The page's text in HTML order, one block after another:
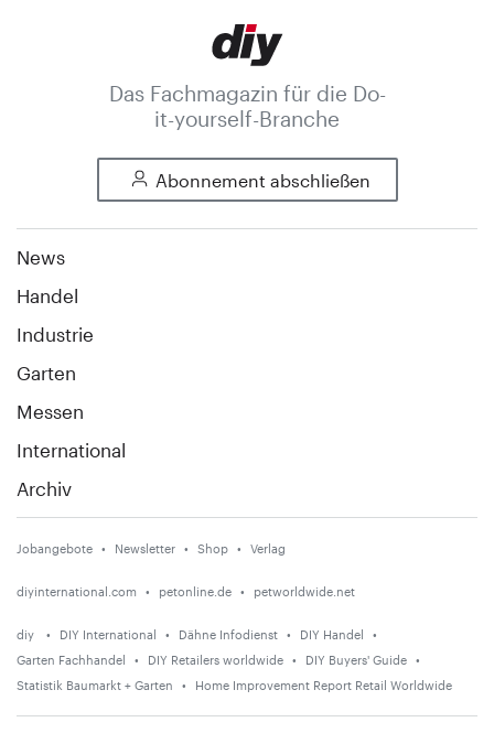
Das Fachmagazin für die Do-
it-yourself-Branche
Abonnement abschließen
News
Handel
Industrie
Garten
Messen
International
Archiv
Jobangebote Newsletter Shop Verlag
diyinternational.com petonline.de petworldwide.net
diy DIY International Dähne Infodienst
DIY Handel
Garten Fachhandel
DIY Retailers worldwide
DIY Buyers' Guide
Statistik Baumarkt + Garten
Home Improvement Report Retail Worldwide